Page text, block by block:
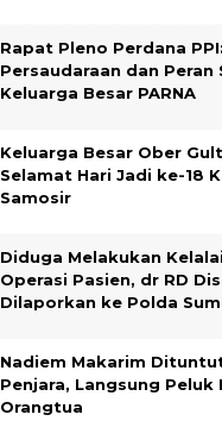
Rapat Pleno Perdana
Persaudaraan dan Peran
Keluarga Besar PARNA
Keluarga Besar Ober
Selamat Hari Jadi ke-18
Samosir
Diduga Melakukan
Operasi Pasien, dr RD
Dilaporkan ke Polda
​Nadiem Makarim
Penjara, Langsung Peluk
Orangtua